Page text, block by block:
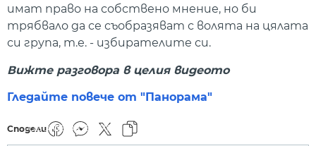
имат право на собствено мнение, но би
трябвало да се съобразяват с волята на цялата
си група, т.е. - избирателите си.
Вижте разговора в целия видеото
Гледайте повече от "Панорама"
Сподели
ГОВОРЯ ЗА
УПРАВЛЕНСКО
">
ГОВОРЯ ЗА
УПРАВЛЕНСКО
ГОВОРЯ ЗА
УПРАВЛЕНСКО